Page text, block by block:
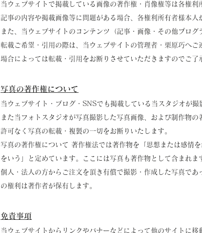
当ウェブサイトで掲載している画像の著作権・肖像権等は各権
記事の内容や掲載画像等に問題がある場合、各権利所有者様本
また、当ウェブサイトのコンテンツ（記事・画像・その他プロ
転載ご希望・引用の際は、当ウェブサイトの管理者・栗原巧へご
場合によっては転載・引用をお断りさせていただきますのでご了
写真の著作権について
当ウェブサイト・ブログ・SNSでも掲載している当スタジオが
また当フォトスタジオが写真撮影した写真画像、および制作物の
許可なく写真の転載・複製の一切をお断りいたします。
写真の著作権について 著作権法では著作物を「思想または感情
をいう」と定めています。ここには写真も著作物として含まれま
個人・法人の方からご注文を頂き有償で撮影・作成した写真で
の権利は著作者が保有します。
免責事項
当ウェブサイトからリンクやバナーなどによって他のサイトに